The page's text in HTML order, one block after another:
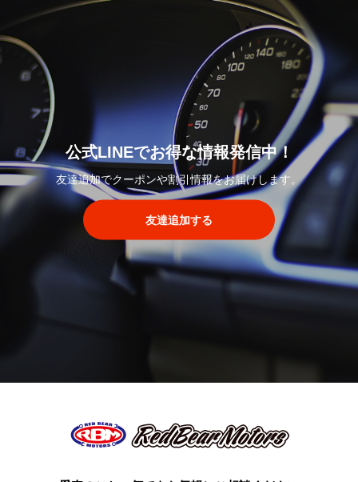
公式LINEでお得な情報発信中！
友達追加でクーポンや割引情報をお届けします。
友達追加する